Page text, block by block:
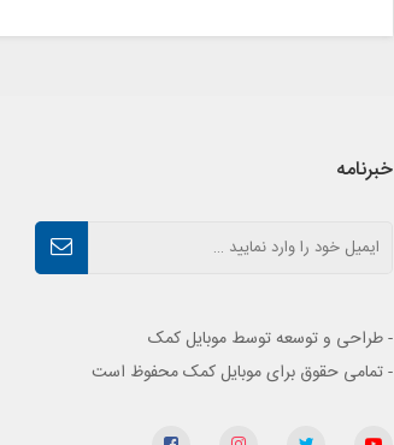
خبرنامه
- طراحی و توسعه توسط موبایل کمک
- تمامی حقوق برای موبایل کمک محفوظ است